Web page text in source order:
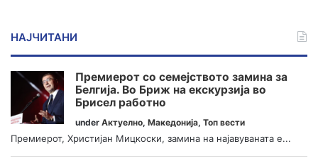
НАЈЧИТАНИ
Премиерот со семејството замина за
Белгија. Во Бриж на екскурзија во
Брисел работно
under Актуелно, Македонија, Топ вести
Премиерот, Христијан Мицкоски, замина на најавуваната е...